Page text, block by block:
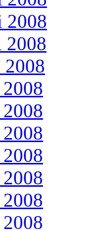
2008
2008